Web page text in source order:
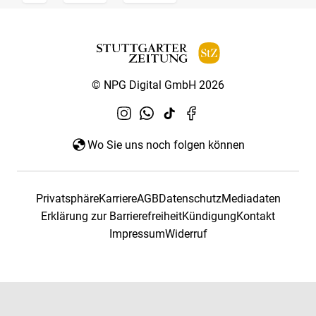
© NPG Digital GmbH 2026
Wo Sie uns noch folgen können
PrivatsphäreKarriereAGBDatenschutzMediadaten
Erklärung zur BarrierefreiheitKündigungKontakt
ImpressumWiderruf